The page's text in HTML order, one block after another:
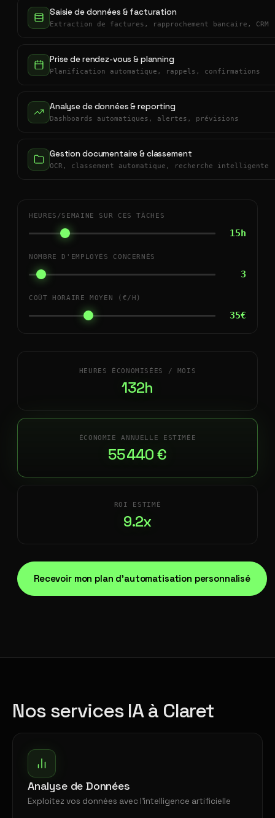
Saisie de données & facturation
Extraction de factures, rapprochement bancaire, CRM
Prise de rendez-vous & planning
Planification automatique, rappels, confirmations
Analyse de données & reporting
Dashboards automatiques, alertes, prévisions
Gestion documentaire & classement
OCR, classement automatique, recherche intelligente
HEURES/SEMAINE SUR CES TÂCHES
15h
NOMBRE D'EMPLOYÉS CONCERNÉS
3
COÛT HORAIRE MOYEN (€/H)
35€
HEURES ÉCONOMISÉES / MOIS
132h
ÉCONOMIE ANNUELLE ESTIMÉE
55 440 €
ROI ESTIMÉ
9.2x
Recevoir mon plan d'automatisation personnalisé
Nos services IA à Claret
Analyse de Données
Exploitez vos données avec l'intelligence artificielle